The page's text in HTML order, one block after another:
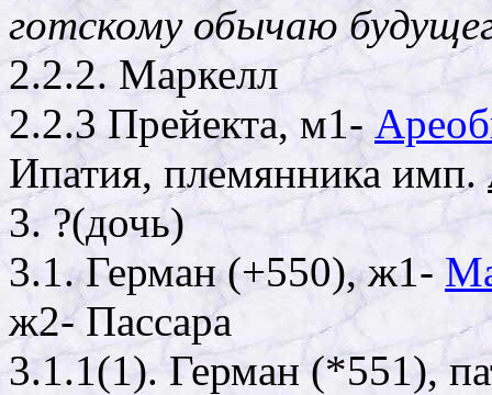
готскому обычаю
2.2.2. Маркелл
2.2.3 Прейекта, м1-
Ипатия, племянника имп.
3. ?(дочь)
3.1. Герман (+550), ж1-
ж2- Пассара
3.1.1(1). Герман (*551),